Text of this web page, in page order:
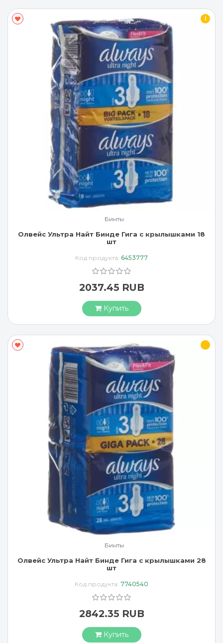
I
Бинты
Олвейс Ультра Найт Бинде Гига с крылышками 18
шт
Код продукта: 6453777
2037.45 RUB
Купить
Бинты
Олвейс Ультра Найт Бинде Гига с крылышками 28
шт
Код продукта: 7740540
2842.35 RUB
Купить